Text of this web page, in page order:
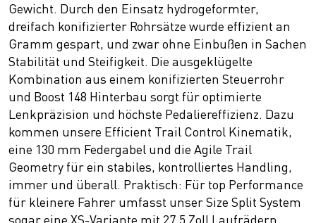
Gewicht. Durch den Einsatz hydrogeformter,
dreifach konifizierter Rohrsätze wurde effizient an
Gramm gespart, und zwar ohne Einbußen in Sachen
Stabilität und Steifigkeit. Die ausgeklügelte
Kombination aus einem konifizierten Steuerrohr
und Boost 148 Hinterbau sorgt für optimierte
Lenkpräzision und höchste Pedaliereffizienz. Dazu
kommen unsere Efficient Trail Control Kinematik,
eine 130 mm Federgabel und die Agile Trail
Geometry für ein stabiles, kontrolliertes Handling,
immer und überall. Praktisch: Für top Performance
für kleinere Fahrer umfasst unser Size Split System
sogar eine XS-Variante mit 27.5 Zoll Laufrädern.